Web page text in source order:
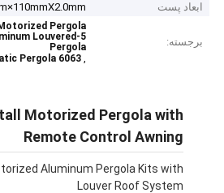
ابعاد پست
برجسته:
Pergola
Louvered
Pergola
,
6063 T5 Alloy Bioclimatic Pergola
Motorized Pergola with
Remote Control Awning
Aluminum Pergola Kits with
Louver Roof System